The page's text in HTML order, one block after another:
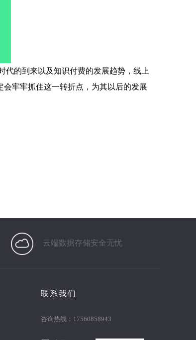
代的到来以及知识付费的发展趋势，线上
牢牢抓住这一转折点，为其以后的发展
云端数据存储安全无忧
联系我们
咨询热线：17560858943